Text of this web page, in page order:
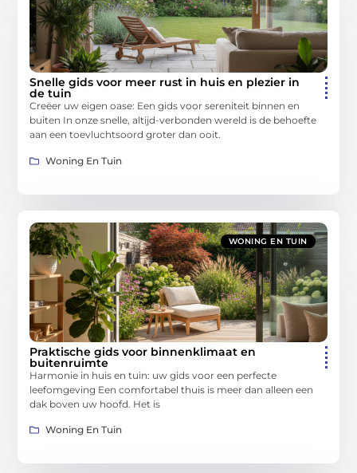
Snelle gids voor meer rust in huis en plezier in
de tuin
Creëer uw eigen oase: Een gids voor sereniteit binnen en
buiten In onze snelle, altijd-verbonden wereld is de behoefte
aan een toevluchtsoord groter dan ooit.
Woning En Tuin
WONING EN TUIN
Praktische gids voor binnenklimaat en
buitenruimte
Harmonie in huis en tuin: uw gids voor een perfecte
leefomgeving Een comfortabel thuis is meer dan alleen een
dak boven uw hoofd. Het is
Woning En Tuin